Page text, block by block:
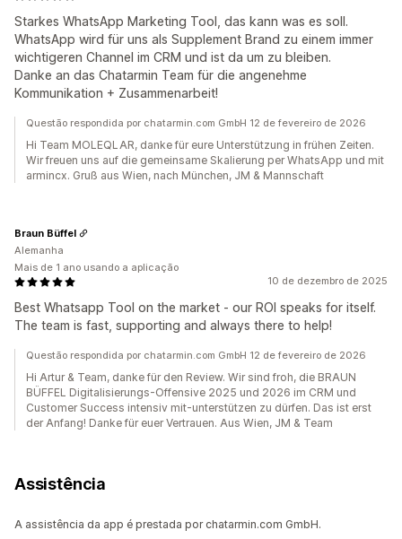
Starkes WhatsApp Marketing Tool, das kann was es soll.
WhatsApp wird für uns als Supplement Brand zu einem immer
wichtigeren Channel im CRM und ist da um zu bleiben.
Danke an das Chatarmin Team für die angenehme
Kommunikation + Zusammenarbeit!
Questão respondida por chatarmin.com GmbH 12 de fevereiro de 2026
Hi Team MOLEQLAR, danke für eure Unterstützung in frühen Zeiten.
Wir freuen uns auf die gemeinsame Skalierung per WhatsApp und mit
armincx. Gruß aus Wien, nach München, JM & Mannschaft
10 de dezembro de 2025
Best Whatsapp Tool on the market - our ROI speaks for itself.
The team is fast, supporting and always there to help!
Braun Büffel
Alemanha
Mais de 1 ano usando a aplicação
Questão respondida por chatarmin.com GmbH 12 de fevereiro de 2026
Hi Artur & Team, danke für den Review. Wir sind froh, die BRAUN
BÜFFEL Digitalisierungs-Offensive 2025 und 2026 im CRM und
Customer Success intensiv mit-unterstützen zu dürfen. Das ist erst
der Anfang! Danke für euer Vertrauen. Aus Wien, JM & Team
Assistência
A assistência da app é prestada por chatarmin.com GmbH.